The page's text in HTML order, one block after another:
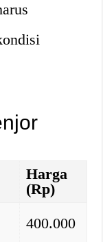
Harga
(Rp)
400.000